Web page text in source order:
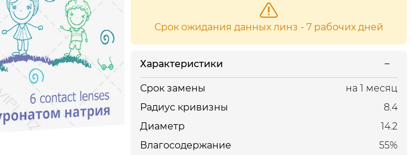
Срок ожидания данных линз - 7 рабочих дней
Характеристики
Срок замены
на 1 месяц
Радиус кривизны
8.4
Диаметр
14.2
Влагосодержание
55%